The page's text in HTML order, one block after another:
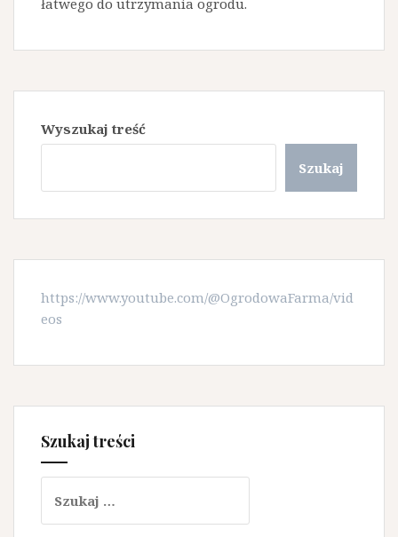
Wyszukaj treść
Szukaj
https://www.youtube.com/@OgrodowaFarma/vid
eos
Szukaj treści